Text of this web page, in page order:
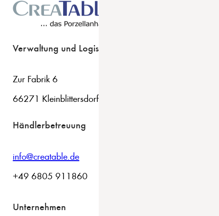
Verwaltung und Logistik
Zur Fabrik 6
66271 Kleinblittersdorf
Händlerbetreuung
info@creatable.de
+49 6805 911860
Unternehmen